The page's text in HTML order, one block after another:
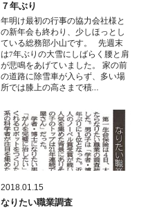
７年ぶり
年明け最初の行事の協力会社様と
の新年会も終わり、少しほっとし
ている総務部小山です。 先週末
は7年ぶりの大雪にしばらく腰と肩
が悲鳴をあげていました。 家の前
の道路に除雪車が入らず、多い場
所では膝上の高さまで積…
2018.01.15
なりたい職業調査